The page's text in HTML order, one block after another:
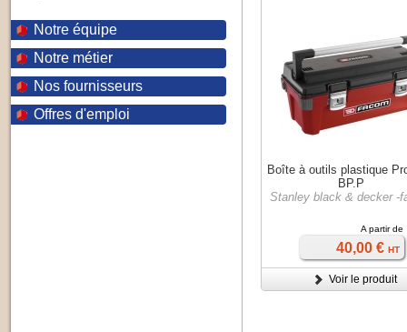
Notre équipe
Notre métier
Nos fournisseurs
Offres d'emploi
Boîte à outils plastique
BP.P
Stanley black & decker -
A partir de
40,00 € HT
Voir le produit